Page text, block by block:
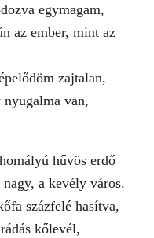
egymagam,
az ember, mint az
zajtalan,
van,
hűvös erdő
a kevély város.
százfelé hasítva,
kőlevél,